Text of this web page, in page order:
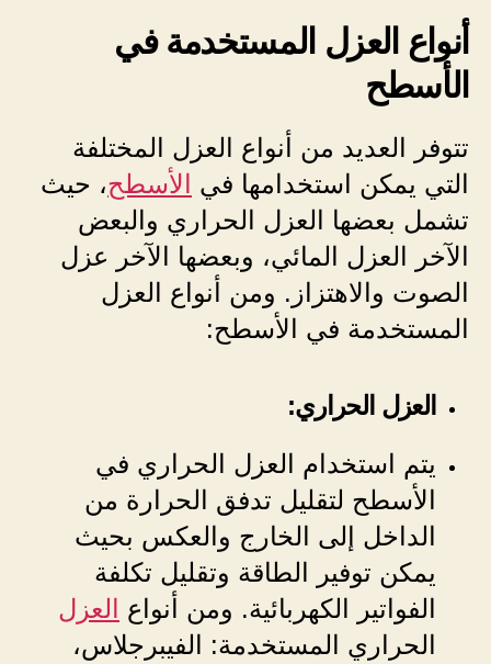
أنواع العزل المستخدمة في
الأسطح
تتوفر العديد من أنواع العزل المختلفة
التي يمكن استخدامها في الأسطح، حيث
تشمل بعضها العزل الحراري والبعض
الآخر العزل المائي، وبعضها الآخر عزل
الصوت والاهتزاز. ومن أنواع العزل
المستخدمة في الأسطح:
العزل الحراري:
يتم استخدام العزل الحراري في
الأسطح لتقليل تدفق الحرارة من
الداخل إلى الخارج والعكس بحيث
يمكن توفير الطاقة وتقليل تكلفة
الفواتير الكهربائية. ومن أنواع العزل
الحراري المستخدمة: الفيبرجلاس،